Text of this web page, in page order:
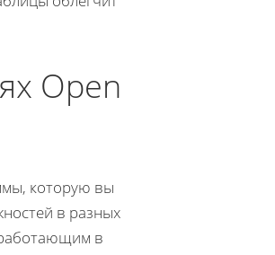
Open
которую вы
в разных
в